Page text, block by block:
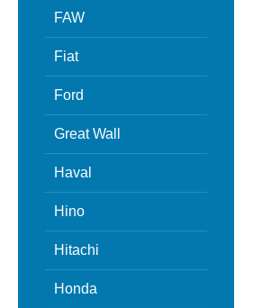
FAW
Fiat
Ford
Great Wall
Haval
Hino
Hitachi
Honda